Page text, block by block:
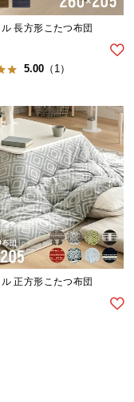
長方形こたつ布団
5.00 （1）
正方形こたつ布団